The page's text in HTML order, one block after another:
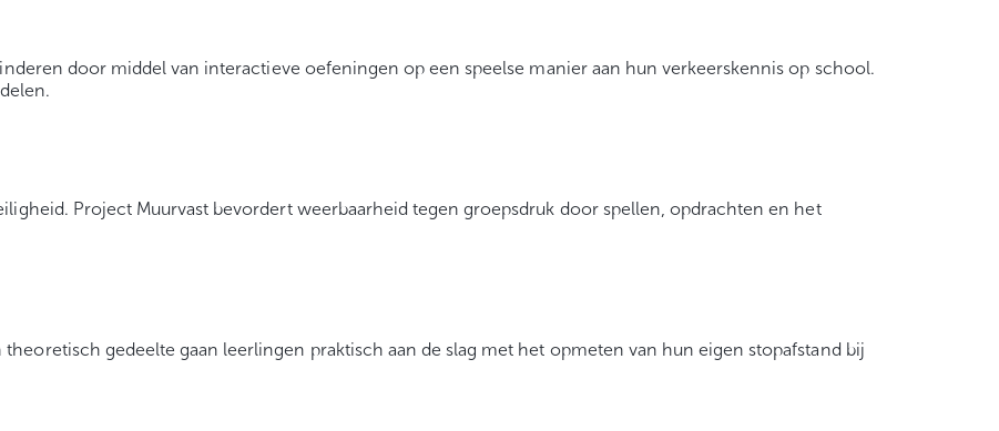
door middel van interactieve oefeningen op een speelse manier aan hun verkeerskennis op school.
Project Muurvast bevordert weerbaarheid tegen groepsdruk door spellen, opdrachten en het
gedeelte gaan leerlingen praktisch aan de slag met het opmeten van hun eigen stopafstand bij